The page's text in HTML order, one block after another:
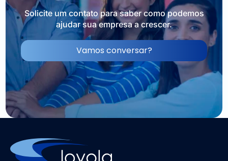
Solicite um contato para saber como podemos
ajudar sua empresa a crescer.
Vamos conversar?